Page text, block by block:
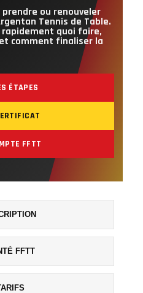
ou renouveler
Tennis de Table.
rapidement quoi faire,
comment finaliser la
ÉTAPES
FFTT
FFTT